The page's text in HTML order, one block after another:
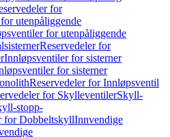
for
utenpåliggende
for utenpåliggende
Reservedeler for
Innløpsventiler for sisterner
for sisterner
Reservedeler for Innløpsventil
for SkylleventilerSkyll-
stopp-
for DobbeltskyllInnvendige